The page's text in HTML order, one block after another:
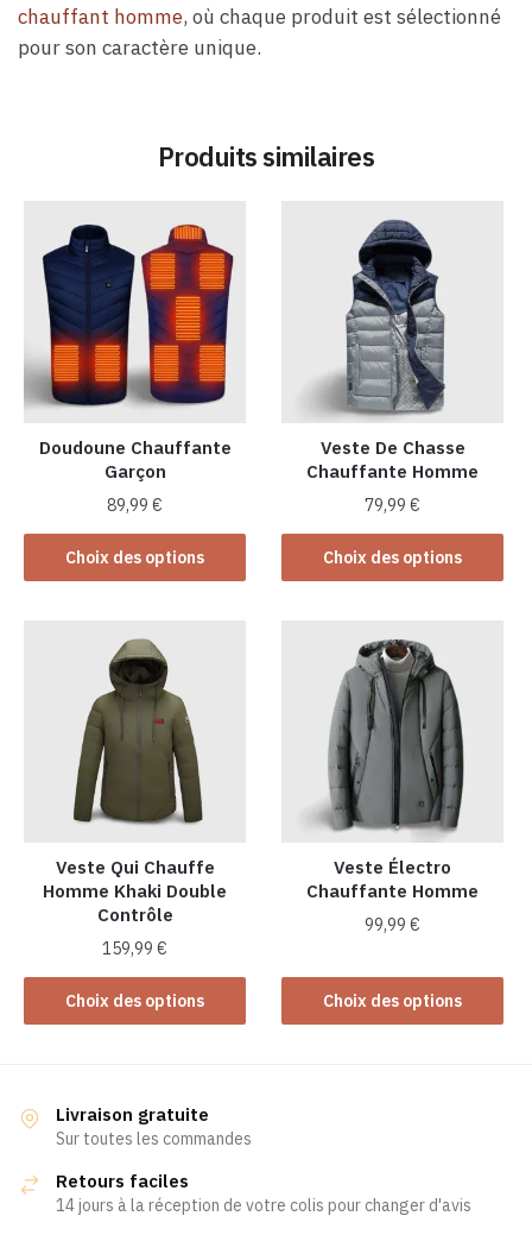
chauffant homme, où chaque produit est sélectionné
pour son caractère unique.
Produits similaires
Doudoune Chauffante
Garçon
89,99€
Choix des options
Ce
produit
plusieurs
variations.
Les
options
peuvent
être
choisies
la
page
du
produit
Veste De Chasse
Chauffante Homme
79,99€
Choix des options
Ce
produit
plusieurs
variations.
Les
options
peuvent
être
choisies
sur
la
page
du
Veste Qui Chauffe
Homme Khaki Double
Contrôle
159,99€
Choix des options
Ce
produit
variations.
Les
peuvent
Veste Électro
Chauffante Homme
99,99€
Choix des options
produit
a
être
Livraison gratuite
Sur toutes les commandes
Retours faciles
14 jours à la réception de votre colis pour changer d'avis